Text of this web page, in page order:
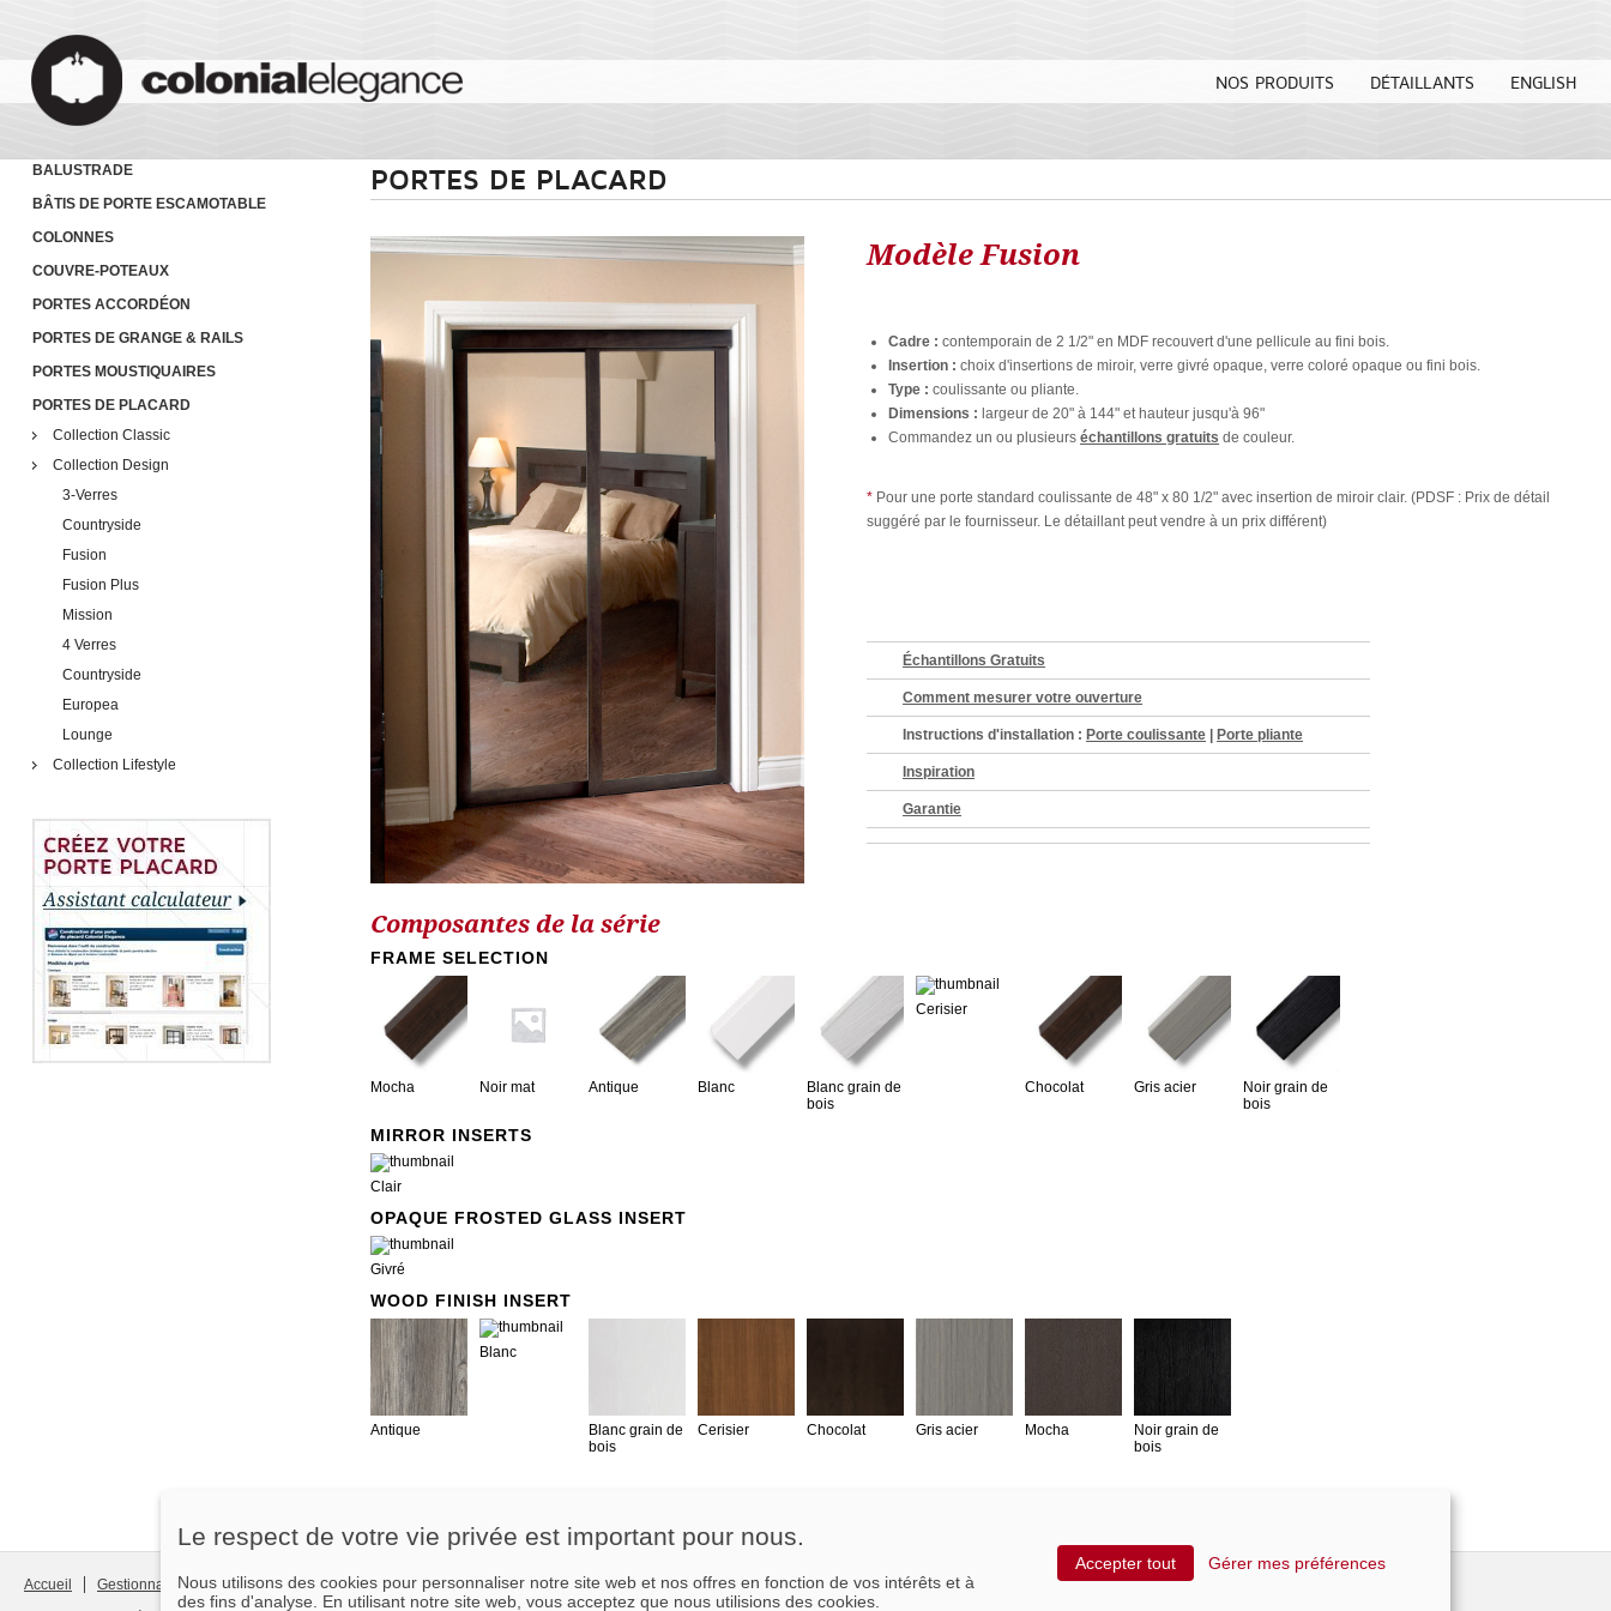
NOS PRODUITS DÉTAILLANTS ENGLISH
BALUSTRADE
BÂTIS DE PORTE ESCAMOTABLE
COLONNES
COUVRE-POTEAUX
PORTES ACCORDÉON
PORTES DE GRANGE & RAILS
PORTES MOUSTIQUAIRES
PORTES DE PLACARD
Collection Classic
Collection Design
3-Verres
Countryside
Fusion
Fusion Plus
Mission
4 Verres
Countryside
Europea
Lounge
Collection Lifestyle
PORTES DE PLACARD
Modèle Fusion
Cadre : contemporain de 2 1/2" en MDF recouvert d'une pellicule au fini bois.
Insertion : choix d'insertions de miroir, verre givré opaque, verre coloré opaque ou fini bois.
Type : coulissante ou pliante.
Dimensions : largeur de 20" à 144" et hauteur jusqu'à 96"
Commandez un ou plusieurséchantillons gratuits de couleur.
* Pour une porte standard coulissante de 48" x 80 1/2" avec insertion de miroir clair. (PDSF : Prix de détail
suggéré par le fournisseur. Le détaillant peut vendre à un prix différent)
Échantillons Gratuits
Comment mesurer votre ouverture
Instructions d'installation : Porte coulissante Porte pliante
Inspiration
Garantie
Composantes de la série
FRAME SELECTION
Mocha Noir mat Antique Blanc
Blanc grain de
bois
Cerisier
Chocolat Gris acier
Noir grain de
bois
MIRROR INSERTS
Clair
OPAQUE FROSTED GLASS INSERT
Givré
WOOD FINISH INSERT
Antique
Blanc
Blanc grain de
bois
Cerisier Chocolat Gris acier Mocha
Noir grain de
bois
Accueil Gestionnaire du consentement Legal notice Contact us
Le respect de votre vie privée est important pour nous.
Nous utilisons des cookies pour personnaliser notre site web et nos offres en fonction de vos intérêts et à
des fins d'analyse. En utilisant notre site web, vous acceptez que nous utilisions des cookies.
Gérer mes préférences
Accepter tout